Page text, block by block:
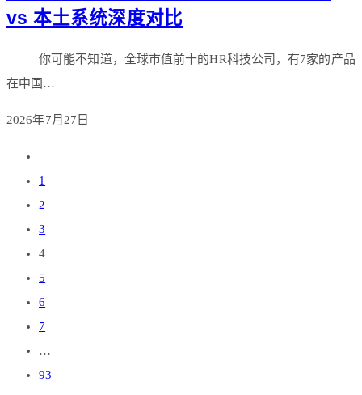
vs 本土系统深度对比
你可能不知道，全球市值前十的HR科技公司，有7家的产品
在中国…
2026年7月27日
1
2
3
4
5
6
7
…
93